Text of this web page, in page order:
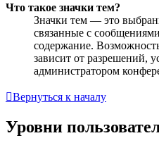
Что такое значки тем?
Значки тем — это
связанные с
содержание.
зависит от разрешений,
администратором
Вернуться к началу
Уровни